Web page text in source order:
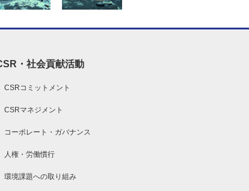
・社会貢献活動
CSRコミットメント
CSRマネジメント
コーポレート・ガバナンス
人権・労働慣行
環境課題への取り組み